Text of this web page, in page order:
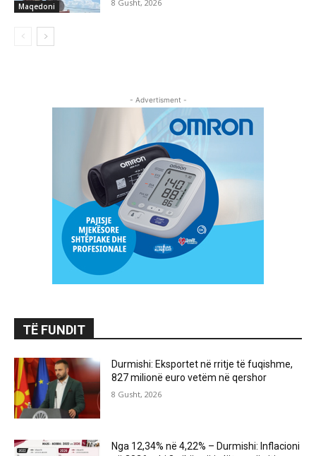
Maqedoni 8 Gusht, 2026
- Advertisment -
TË FUNDIT
Durmishi: Eksportet në rritje të fuqishme,
827 milionë euro vetëm në qershor
8 Gusht, 2026
Nga 12,34% në 4,22% – Durmishi: Inflacioni